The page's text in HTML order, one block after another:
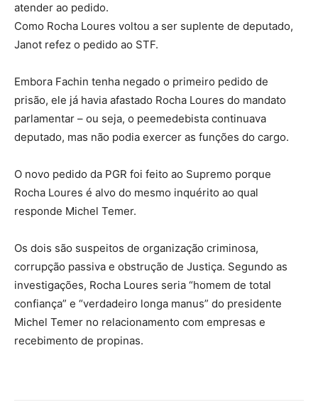
atender ao pedido.
Como Rocha Loures voltou a ser suplente de deputado,
Janot refez o pedido ao STF.
Embora Fachin tenha negado o primeiro pedido de
prisão, ele já havia afastado Rocha Loures do mandato
parlamentar – ou seja, o peemedebista continuava
deputado, mas não podia exercer as funções do cargo.
O novo pedido da PGR foi feito ao Supremo porque
Rocha Loures é alvo do mesmo inquérito ao qual
responde Michel Temer.
Os dois são suspeitos de organização criminosa,
corrupção passiva e obstrução de Justiça. Segundo as
investigações, Rocha Loures seria “homem de total
confiança” e “verdadeiro longa manus” do presidente
Michel Temer no relacionamento com empresas e
recebimento de propinas.